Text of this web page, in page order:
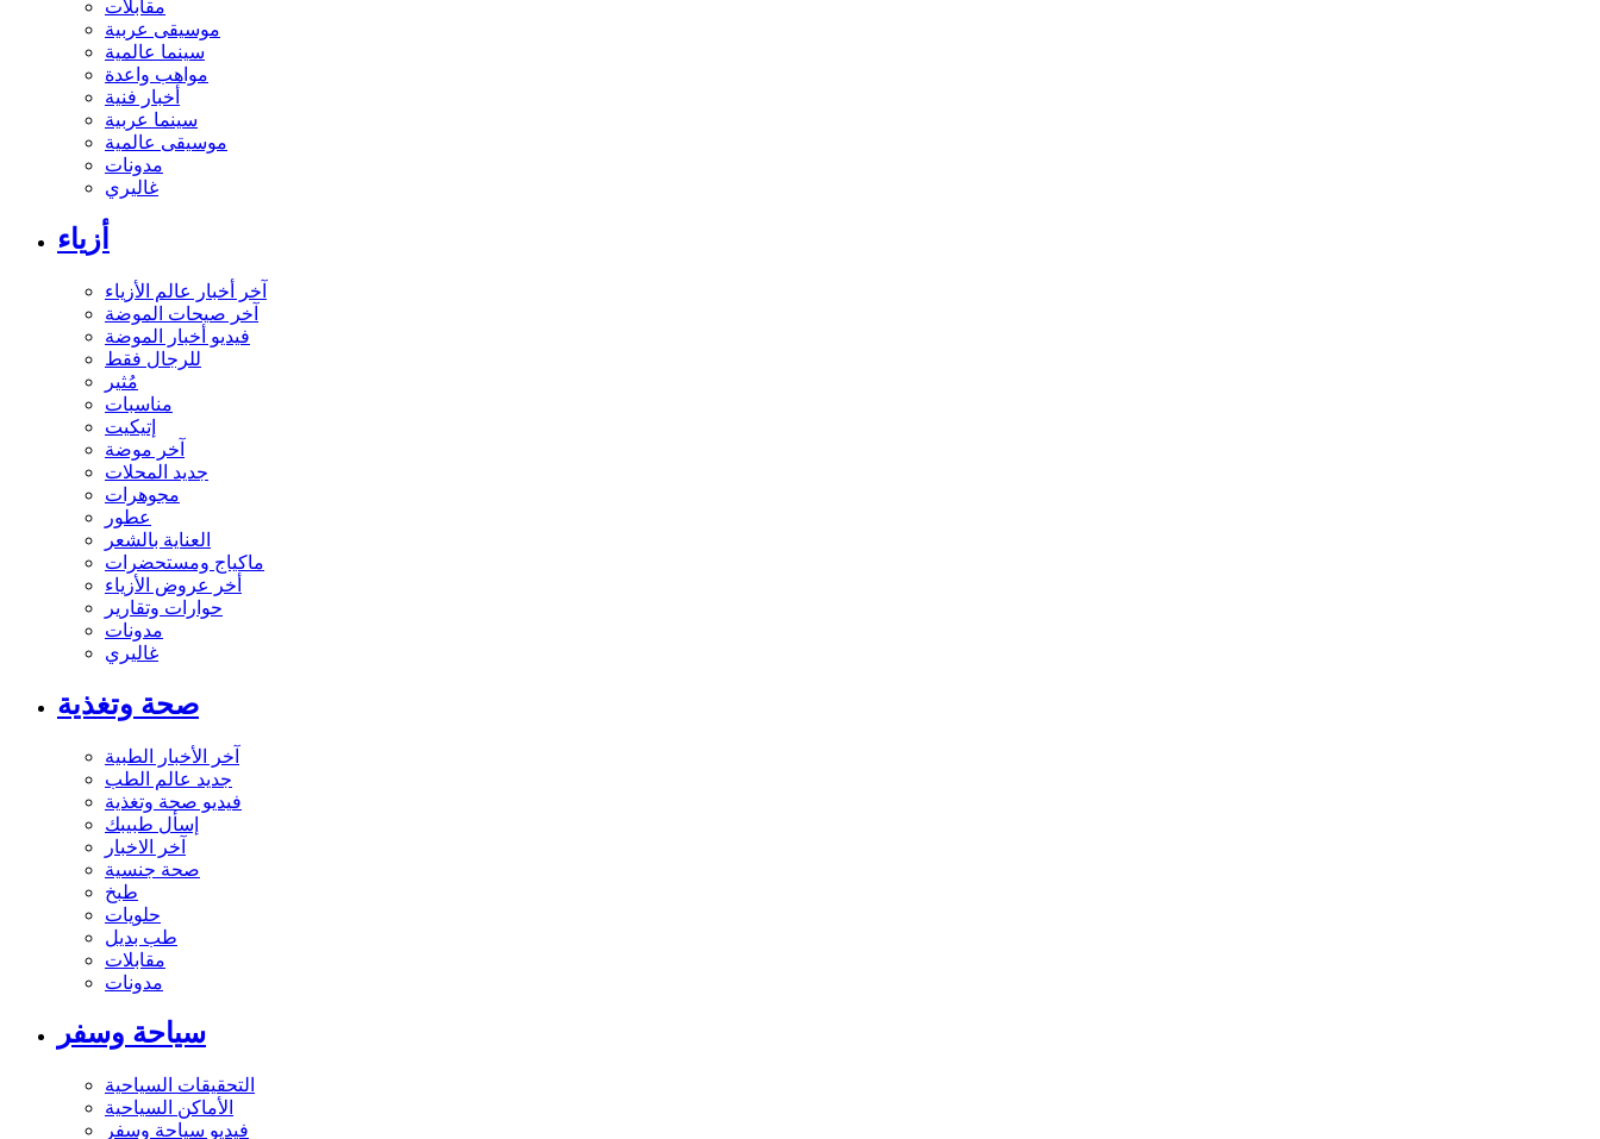
مقابلات
موسيقى عربية
سينما عالمية
مواهب واعدة
أخبار فنية
سينما عربية
موسيقى عالمية
مدونات
غاليري
أزياء
آخر أخبار عالم الأزياء
آخر صيحات الموضة
فيديو أخبار الموضة
للرجال فقط
مُثير
مناسبات
إتيكيت
آخر موضة
جديد المحلات
مجوهرات
عطور
العناية بالشعر
ماكياج ومستحضرات
أخر عروض الأزياء
حوارات وتقارير
مدونات
غاليري
صحة وتغذية
آخر الأخبار الطبية
جديد عالم الطب
فيديو صحة وتغذية
إسأل طبيبك
آخر الاخبار
صحة جنسية
طبخ
حلويات
طب بديل
مقابلات
مدونات
سياحة وسفر
التحقيقات السياحية
الأماكن السياحية
فيديو سياحة وسفر